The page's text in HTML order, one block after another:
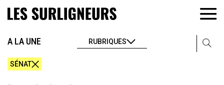
A LA UNE RUBRIQUES
SÉNAT